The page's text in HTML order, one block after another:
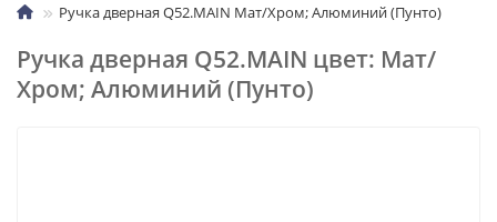
Ручка дверная Q52.MAIN Мат/Хром; Алюминий (Пунто)
Ручка дверная Q52.MAIN цвет: Мат/
Хром; Алюминий (Пунто)